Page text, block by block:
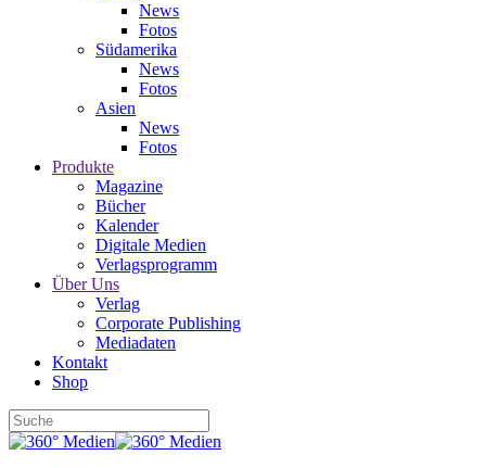
News
Fotos
Südamerika
News
Fotos
Asien
News
Fotos
Produkte
Magazine
Bücher
Kalender
Digitale Medien
Verlagsprogramm
Über Uns
Verlag
Corporate Publishing
Mediadaten
Kontakt
Shop